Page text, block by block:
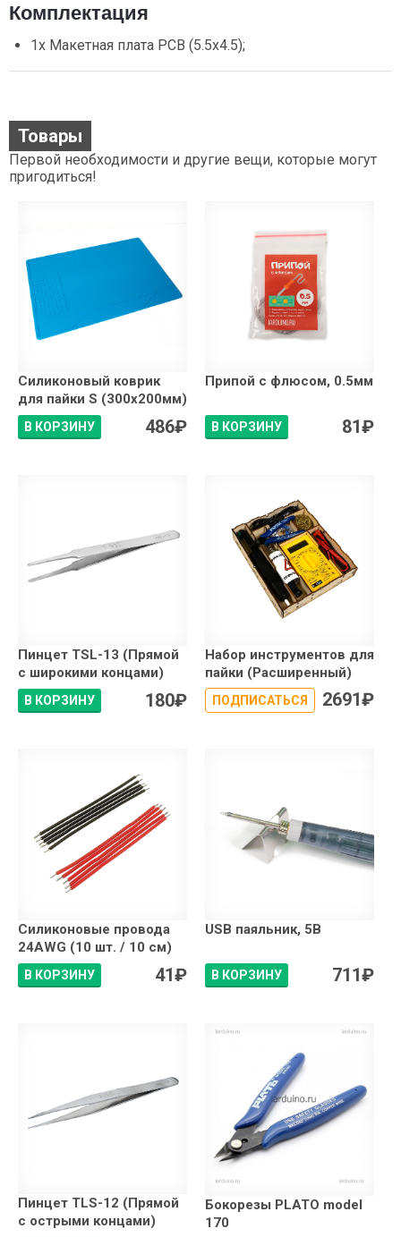
Комплектация
1x Макетная плата PCB (5.5х4.5);
Товары
Первой необходимости и другие вещи, которые могут
пригодиться!
Силиконовый коврик
для пайки S (300x200мм)
В КОРЗИНУ 486₽
Припой с флюсом, 0.5мм
В КОРЗИНУ 81₽
Пинцет TSL-13 (Прямой
с широкими концами)
В КОРЗИНУ 180₽
Набор инструментов для
пайки (Расширенный)
ПОДПИСАТЬСЯ 2691₽
Силиконовые провода
24AWG (10 шт. / 10 см)
В КОРЗИНУ 41₽
USB паяльник, 5В
В КОРЗИНУ 711₽
Пинцет TLS-12 (Прямой
с острыми концами)
Бокорезы PLATO model
170